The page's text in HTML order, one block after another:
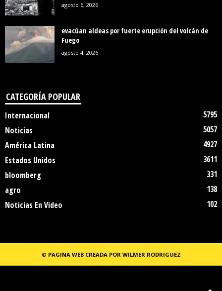
agosto 6, 2026
evacúan aldeas por fuerte erupción del volcán de
Fuego
agosto 4, 2026
CATEGORÍA POPULAR
Internacional
5795
Noticias
5057
América Latina
4927
Estados Unidos
3611
bloomberg
331
agro
138
Noticias En Video
102
© PAGINA WEB CREADA POR WILMER RODRIGUEZ